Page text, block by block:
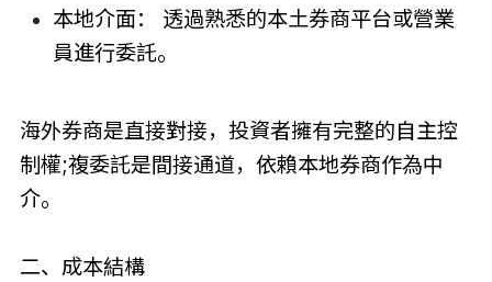
本地介面： 透過熟悉的本土券商平台或營業
員進行委託。
海外券商是直接對接，投資者擁有完整的自主控
制權;複委託是間接通道，依賴本地券商作為中
介。
二、成本結構